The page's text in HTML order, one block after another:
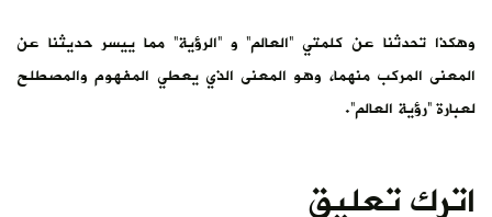
وهكذا تحدثنا عن كلمتي “العالم” و “الرؤية” مما ييسر حديثنا عن
المعنى المركب منهما، وهو المعنى الذي يعطي المفهوم والمصطلح
لعبارة “رؤية العالم”.
اترك تعليق